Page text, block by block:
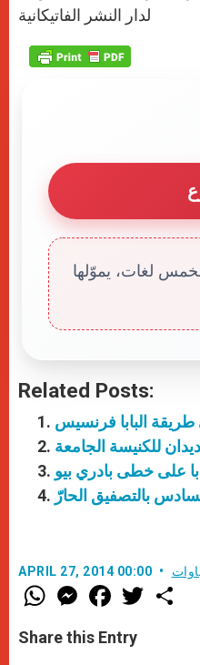
لدار النشر الفاتيكانية
لغات، يموّلها
Related Posts:
للكنيسة الجامعة
على خطى بادري بيو
بالتصفيق الحارّ
APRIL 27, 2014 00:00
W
h
t
s
M
e
s
e
F
a
e
b
w
Share this Entry